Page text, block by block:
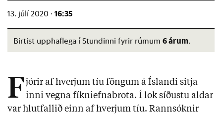
13. júlí 2020 · 16:35
Birtist upphaflega í Stundinni fyrir rúmum 6 árum.
Fjórir af hverjum tíu föngum á Íslandi sitja
inni vegna fíkniefnabrota. Í lok síðustu aldar
var hlutfallið einn af hverjum tíu. Rannsóknir